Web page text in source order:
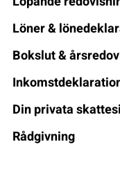
Löner &
Bokslut &
Din privata
Rådgivning